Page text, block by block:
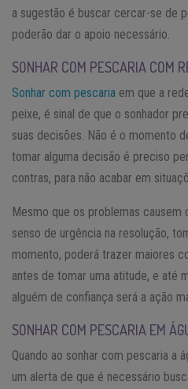
a sugestão é buscar cercar-se de
poderão dar o apoio necessário.
SONHAR COM PESCARIA COM
Sonhar com pescaria em que a
peixe, é sinal de que o sonhador
suas decisões. Não é o momento
tomar alguma decisão é preciso
contras, para não acabar em
Mesmo que os problemas causem
senso de urgência na resolução,
momento, poderá trazer maiores
antes de tomar uma atitude, e até
alguém de confiança será a ação
SONHAR COM PESCARIA EM
Quando ao sonhar com pescaria a
um alerta de que é necessário